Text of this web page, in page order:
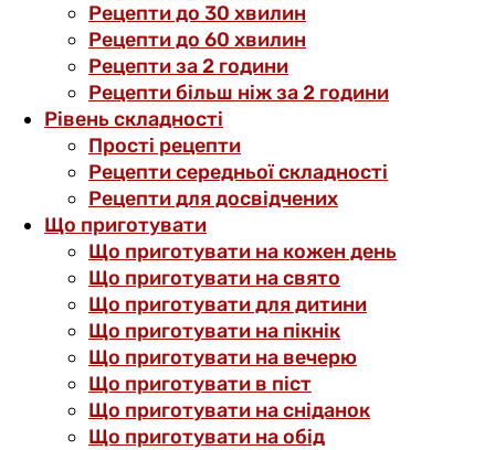
Рецепти до 30 хвилин
Рецепти до 60 хвилин
Рецепти за 2 години
Рецепти більш ніж за 2 години
Рівень складності
Прості рецепти
Рецепти середньої складності
Рецепти для досвідчених
Що приготувати
Що приготувати на кожен день
Що приготувати на свято
Що приготувати для дитини
Що приготувати на пікнік
Що приготувати на вечерю
Що приготувати в піст
Що приготувати на сніданок
Що приготувати на обід